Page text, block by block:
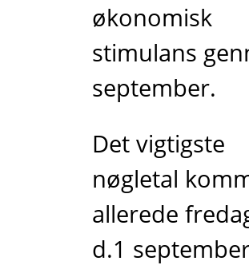
økonomisk
stimulans
september.
Det vigtigste
nøgletal
allerede
d.1